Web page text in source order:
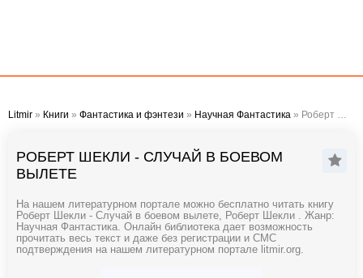
Litmir » Книги » Фантастика и фэнтези » Научная Фантастика » Роберт Шекли - Случай в боевом вылете
РОБЕРТ ШЕКЛИ - СЛУЧАЙ В БОЕВОМ
ВЫЛЕТЕ
На нашем литературном портале можно бесплатно читать книгу
Роберт Шекли - Случай в боевом вылете, Роберт Шекли . Жанр:
Научная Фантастика. Онлайн библиотека дает возможность
прочитать весь текст и даже без регистрации и СМС
подтверждения на нашем литературном портале litmir.org.